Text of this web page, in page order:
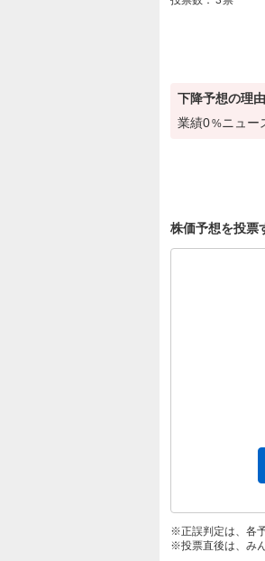
下降予想の理由
業績0%ニュー
株価予想を投票
正誤判定は、各
投票直後は、み